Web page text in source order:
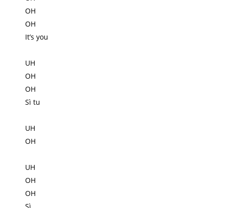
OH
OH
It’s you
UH
OH
OH
Sì tu
UH
OH
UH
OH
OH